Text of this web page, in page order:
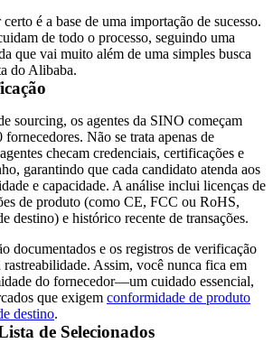
é a base de uma importação de sucesso.
de todo o processo, seguindo uma
que vai muito além de uma simples busca
do Alibaba.
sourcing, os agentes da SINO começam
fornecedores. Não se trata apenas de
checam credenciais, certificações e
garantindo que cada candidato atenda aos
e capacidade. A análise inclui licenças de
de produto (como CE, FCC ou RoHS,
destino) e histórico recente de transações.
documentados e os registros de verificação
Assim, você nunca fica em
do fornecedor—um cuidado essencial,
que exigem conformidade de produto
destino.
de Selecionados